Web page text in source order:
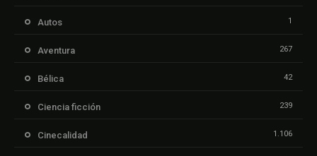
Autos 1
Aventura 267
Bélica 42
Ciencia ficción 239
Cinecalidad 1.106